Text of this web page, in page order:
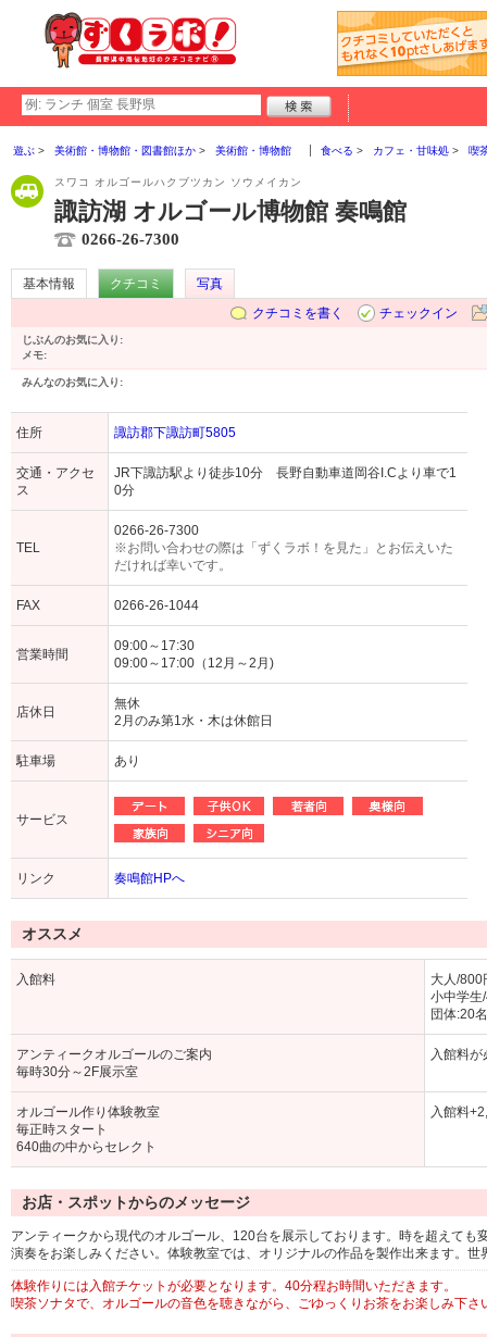
遊ぶ 美術館・博物館・図書館ほか 美術館・博物館 食べる カフェ・甘味処 喫
スワコ オルゴールハクブツカン ソウメイカン
諏訪湖 オルゴール博物館 奏鳴館
0266-26-7300
基本情報 クチコミ
写真
クチコミを書く
チェックイン
じぶんのお気に入り:
メモ:
みんなのお気に入り:
住所 諏訪郡下諏訪町5805
交通・アクセ
ス
JR下諏訪駅より徒歩10分 長野自動車道岡谷I.Cより車で1
0分
TEL
0266-26-7300
※お問い合わせの際は「ずくラボ！を見た」とお伝えいた
だければ幸いです。
FAX 0266-26-1044
営業時間
09:00～17:30
09:00～17:00（12月～2月)
店休日
無休
2月のみ第1水・木は休館日
駐車場 あり
サービス
リンク 奏鳴館HPへ
オススメ
入館料
大人/
小中学
団体:20
アンティークオルゴールのご案内
毎時30分～2F展示室
入館料
オルゴール作り体験教室
毎正時スタート
640曲の中からセレクト
入館料
お店・スポットからのメッセージ
アンティークから現代のオルゴール、120台を展示しております。時を超えて
演奏をお楽しみください。体験教室では、オリジナルの作品を製作出来ます。
体験作りには入館チケットが必要となります。40分程お時間いただきます。
喫茶ソナタで、オルゴールの音色を聴きながら、ごゆっくりお茶をお楽しみ下さ